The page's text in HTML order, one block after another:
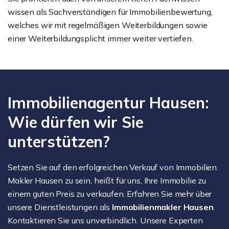
wissen als Sachverständigen für Immobilienbewertung,
welches wir mit regelmäßigen Weiterbildungen sowie
einer Weiterbildungsplicht immer weiter vertiefen.
Immobilienagentur Hausen:
Wie dürfen wir Sie
unterstützen?
Setzen Sie auf den erfolgreichen Verkauf von Immobilien.
Makler Hausen zu sein, heißt für uns, Ihre Immobilie zu
einem guten Preis zu verkaufen. Erfahren Sie mehr über
unsere Dienstleistungen als Immobilienmakler Hausen
Kontaktieren Sie uns unverbindlich. Unsere Experten